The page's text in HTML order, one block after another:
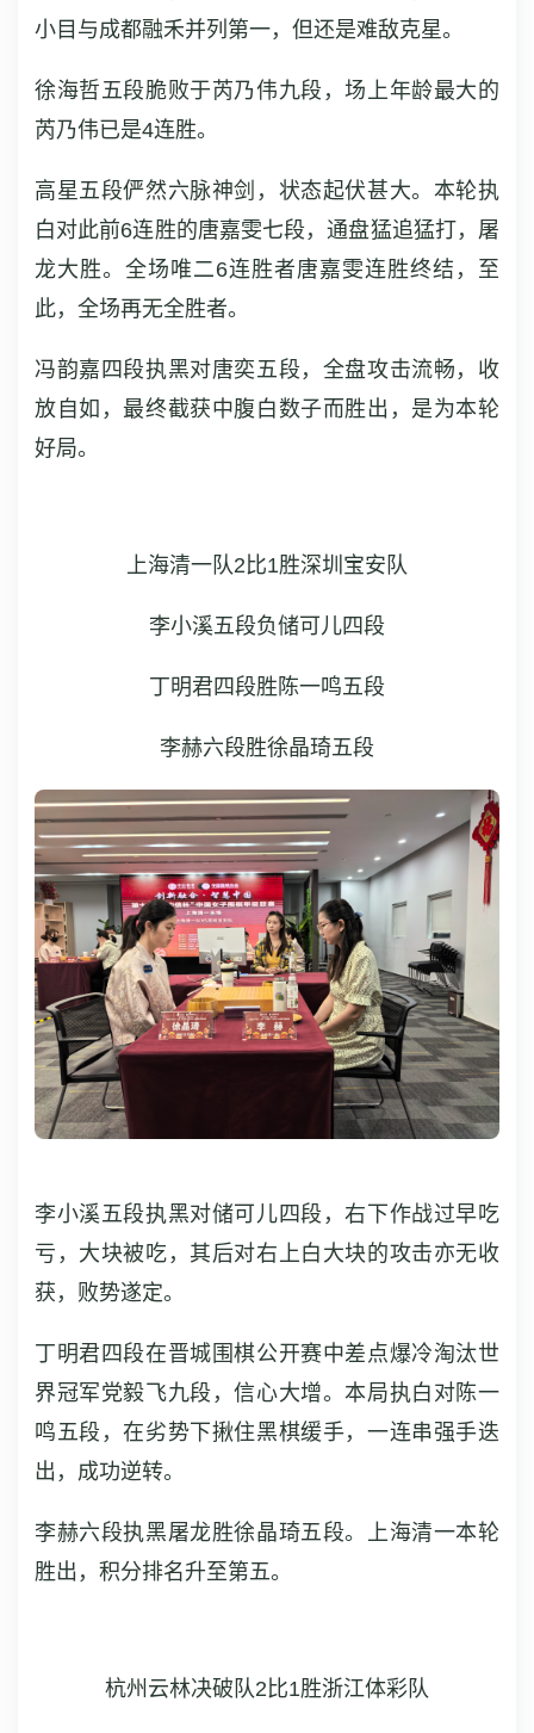
小目与成都融禾并列第一，但还是难敌克星。
徐海哲五段脆败于芮乃伟九段，场上年龄最大的
芮乃伟已是4连胜。
高星五段俨然六脉神剑，状态起伏甚大。本轮执
白对此前6连胜的唐嘉雯七段，通盘猛追猛打，屠
龙大胜。全场唯二6连胜者唐嘉雯连胜终结，至
此，全场再无全胜者。
冯韵嘉四段执黑对唐奕五段，全盘攻击流畅，收
放自如，最终截获中腹白数子而胜出，是为本轮
好局。
上海清一队2比1胜深圳宝安队
李小溪五段负储可儿四段
丁明君四段胜陈一鸣五段
李赫六段胜徐晶琦五段
李小溪五段执黑对储可儿四段，右下作战过早吃
亏，大块被吃，其后对右上白大块的攻击亦无收
获，败势遂定。
丁明君四段在晋城围棋公开赛中差点爆冷淘汰世
界冠军党毅飞九段，信心大增。本局执白对陈一
鸣五段，在劣势下揪住黑棋缓手，一连串强手迭
出，成功逆转。
李赫六段执黑屠龙胜徐晶琦五段。上海清一本轮
胜出，积分排名升至第五。
杭州云林决破队2比1胜浙江体彩队